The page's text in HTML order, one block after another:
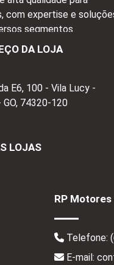
com expertise e
segmentos.
DA LOJA
E6, 100 - Vila Lucy -
74320-120
LOJAS
RP
Telefone:
E-mail: